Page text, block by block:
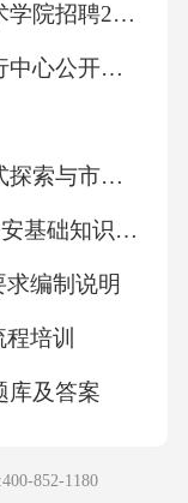
“防癌之王”
成金属氧化
成臭氧，使
；D项，硒
癌之王”，D
2026陕西西安铁路职业技术学院招聘20人备考题库带答案详解
2026年淮南市福利彩票发行中心公开招聘编外工作人员1人备考题库及1套参考答案详解
2026中国农机共享经济模式探索与市场可行性研究
兰州市(2026年)辅警招聘公安基础知识考试题库及答案
编制说明
培训
库及答案
400-852-1180